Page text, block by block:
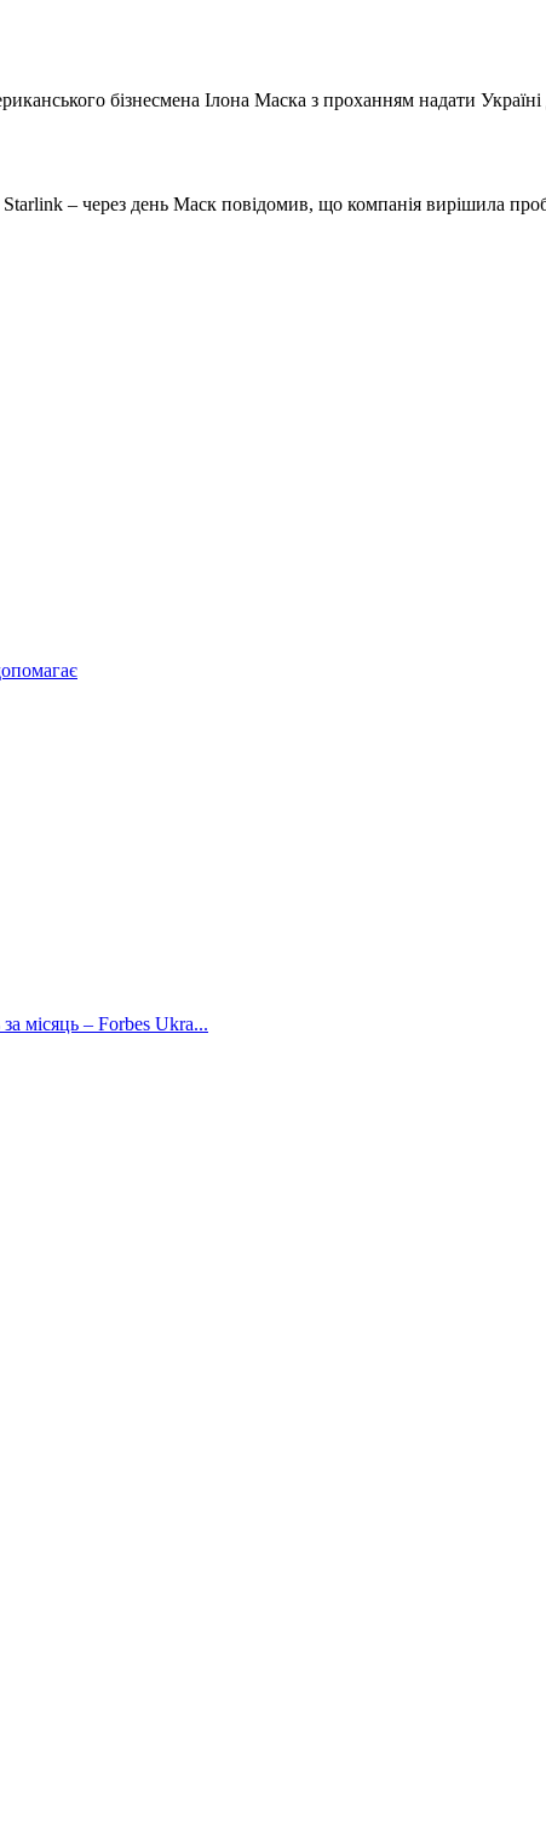
бізнесмена Ілона Маска з проханням надати
– через день Маск повідомив, що компанія вирішила
місяць – Forbes Ukra...